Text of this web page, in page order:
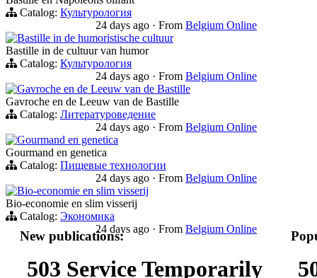
Catalog: Культурология
24 days ago · From Belgium Online
Bastille in de humoristische cultuur
Bastille in de cultuur van humor
Catalog: Культурология
24 days ago · From Belgium Online
Gavroche en de Leeuw van de Bastille
Gavroche en de Leeuw van de Bastille
Catalog: Литературоведение
24 days ago · From Belgium Online
Gourmand en genetica
Gourmand en genetica
Catalog: Пищевые технологии
24 days ago · From Belgium Online
Bio-economie en slim visserij
Bio-economie en slim visserij
Catalog: Экономика
24 days ago · From Belgium Online
New publications:
503 Service Temporarily